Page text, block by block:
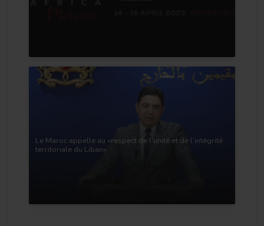
Le Maroc appelle au «respect de l’unité et de l’intégrité
territoriale du Liban»